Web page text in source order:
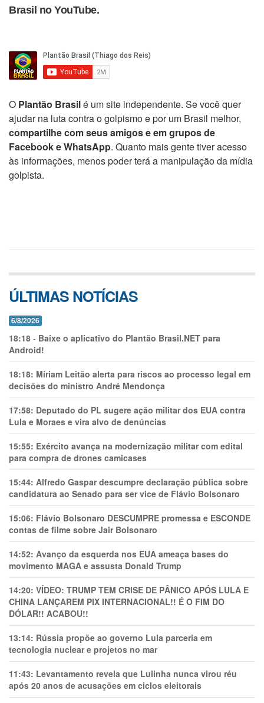
Brasil no YouTube.
O Plantão Brasilé um site independente. Se você quer
ajudar na luta contra o golpismo e por um Brasil melhor,
compartilhe com seus amigos e em grupos de
Facebook e WhatsApp. Quanto mais gente tiver acesso
às informações, menos poder terá a manipulação da mídia
golpista.
ÚLTIMAS NOTÍCIAS
6/8/2026
18:18 - Baixe o aplicativo do Plantão Brasil.NET para
Android!
18:18: Míriam Leitão alerta para riscos ao processo legal em
decisões do ministro André Mendonça
17:58: Deputado do PL sugere ação militar dos EUA contra
Lula e Moraes e vira alvo de denúncias
15:55: Exército avança na modernização militar com edital
para compra de drones camicases
15:44: Alfredo Gaspar descumpre declaração pública sobre
candidatura ao Senado para ser vice de Flávio Bolsonaro
15:06: Flávio Bolsonaro DESCUMPRE promessa e ESCONDE
contas de filme sobre Jair Bolsonaro
14:52: Avanço da esquerda nos EUA ameaça bases do
movimento MAGA e assusta Donald Trump
14:20: VÍDEO: TRUMP TEM CRlSE DE PÂNlCO APÓS LULA E
CHINA LANÇAREM PIX INTERNACIONAL!! É O FIM DO
DÓLAR!! ACABOU!!
13:14: Rússia propõe ao governo Lula parceria em
tecnologia nuclear e projetos no mar
11:43: Levantamento revela que Lulinha nunca virou réu
após 20 anos de acusações em ciclos eleitorais